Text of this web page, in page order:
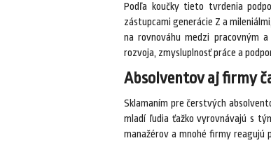
Podľa koučky tieto tvrdenia
zástupcami generácie Z a
na rovnováhu medzi pracovným
rozvoja, zmysluplnosť práce a
Absolventov aj firmy
Sklamaním pre čerstvých
mladí ľudia ťažko vyrovnávajú s
manažérov a mnohé firmy reagujú